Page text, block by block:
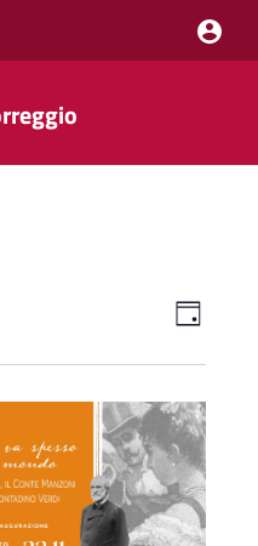
Viste
Viste
Giorno